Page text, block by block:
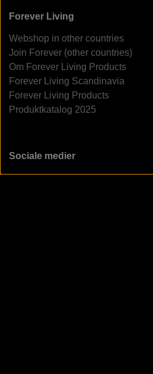
Forever Living
Webshop in other countries
Join Forever (other countries)
Om Forever Living Products
Forever Living Scandinavia
Forever Living Products
Produktkatalog 2025
Sociale medier